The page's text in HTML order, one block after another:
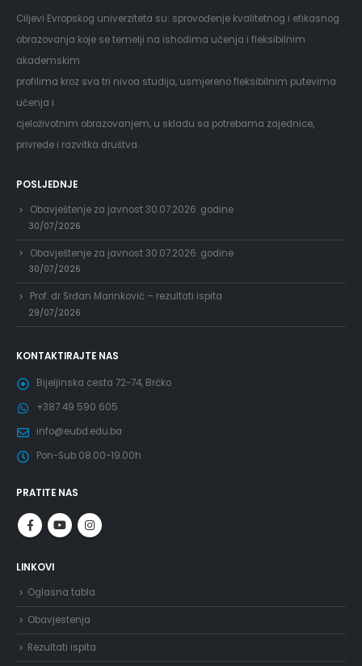
Ciljevi Evropskog univerziteta su: sprovođenje kvalitetnog i efikasnog
obrazovanja koje se temelji na ishodima učenja i fleksibilnim
akademskim
profilima kroz sva tri nivoa studija, usmjereno fleksibilnim putevima
učenja i
cjeloživotnim obrazovanjem, u skladu sa potrebama zajednice,
privrede i razvitka društva.
POSLJEDNJE
Obavještenje za javnost 30.07.2026. godine
30/07/2026
Obavještenje za javnost 30.07.2026. godine
30/07/2026
Prof. dr Srđan Marinković – rezultati ispita
29/07/2026
KONTAKTIRAJTE NAS
Bijeljinska cesta 72-74, Brčko
+387 49 590 605
info@eubd.edu.ba
Pon-Sub 08.00-19.00h
PRATITE NAS
LINKOVI
Oglasna tabla
Obavjestenja
Rezultati ispita